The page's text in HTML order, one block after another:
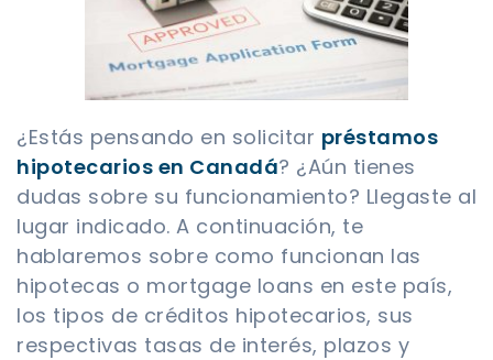
¿Estás pensando en solicitar préstamos
hipotecarios en Canadá? ¿Aún tienes
dudas sobre su funcionamiento? Llegaste al
lugar indicado. A continuación, te
hablaremos sobre como funcionan las
hipotecas o mortgage loans en este país,
los tipos de créditos hipotecarios, sus
respectivas tasas de interés, plazos y